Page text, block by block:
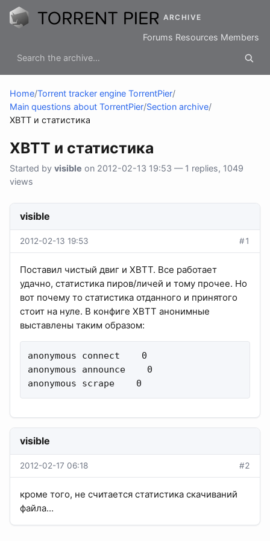
ARCHIVE
Forums Resources Members
Home/Torrent tracker engine TorrentPier/
Main questions about TorrentPier/Section archive/
XBTT и статистика
XBTT и статистика
Started by visible on 2012-02-13 19:53 — 1 replies, 1049
views
visible
2012-02-13 19:53 #1
Поставил чистый двиг и XBTT. Все работает
удачно, статистика пиров/личей и тому прочее. Но
вот почему то статистика отданного и принятого
стоит на нуле. В конфиге XBTT анонимные
выставлены таким образом:
anonymous connect    0
anonymous announce    0
anonymous scrape    0
visible
2012-02-17 06:18 #2
кроме того, не считается статистика скачиваний
файла...